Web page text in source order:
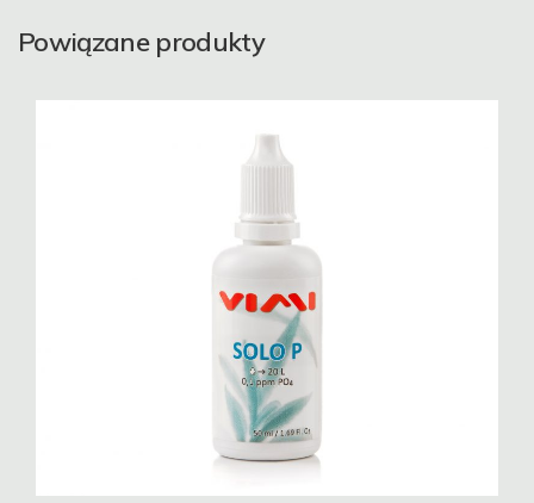
Powiązane produkty